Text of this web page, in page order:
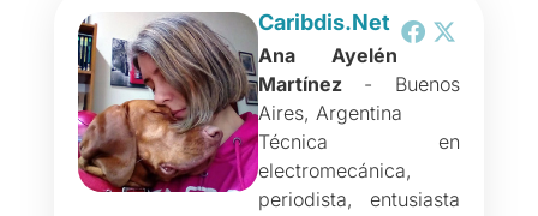
Caribdis.Net
Ana Ayelén
Martínez- Buenos
Aires, Argentina
Técnica en
electromecánica,
periodista, entusiasta